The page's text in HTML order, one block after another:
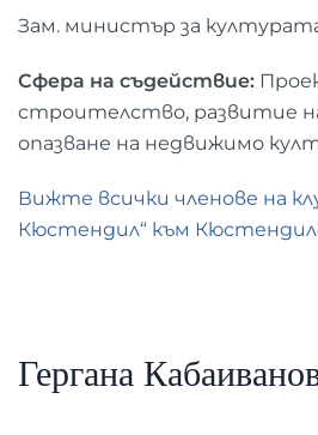
Зам. министър за
Сфера на съдействие:
строителство, развитие
опазване на недвижимо
Вижте всички членове на
Кюстендил“ към
Гергана